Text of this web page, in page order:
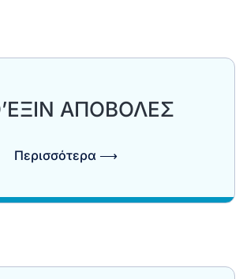
ΑΠΟΒΟΛΕΣ
Περισσότερα ⟶